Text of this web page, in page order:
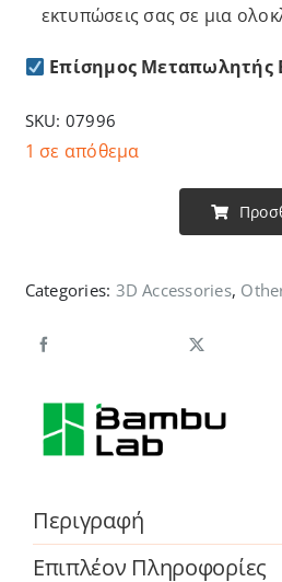
εκτυπώσεις σας σε μια
Επίσημος Μεταπωλητής
SKU: 07996
1 σε απόθεμα
Cyber
Kit
2
2
Remotes
Categories: 3D Accessories,
Περιγραφή
Επιπλέον Πληροφορίες